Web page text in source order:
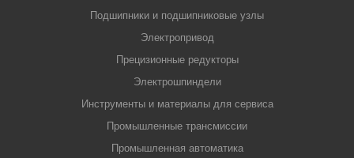
Подшипники и подшипниковые узлы
Электропривод
Прецизионные редукторы
Электрошпиндели
Инструменты и материалы для сервиса
Промышленные трансмиссии
Промышленная автоматика